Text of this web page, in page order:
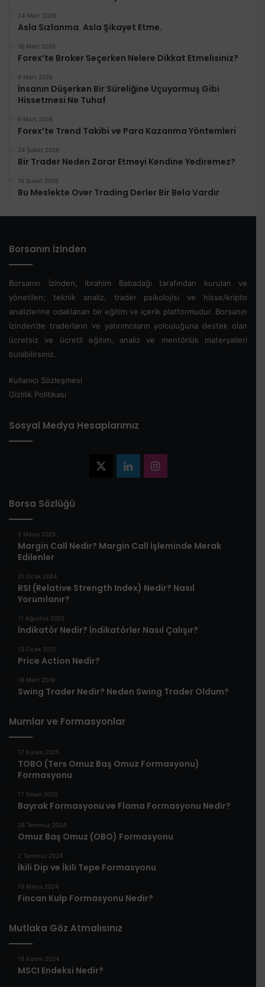
24 Mart 2026
Asla Sızlanma. Asla Şikayet Etme.
16 Mart 2026
Forex’te Broker Seçerken Nelere Dikkat Etmelisiniz?
9 Mart 2026
İnsanın Düşerken Bir Süreliğine Uçuyormuş Gibi
Hissetmesi Ne Tuhaf
6 Mart 2026
Forex’te Trend Takibi ve Para Kazanma Yöntemleri
24 Şubat 2026
Bir Trader Neden Zarar Etmeyi Kendine Yediremez?
16 Şubat 2026
Bu Meslekte Over Trading Derler Bir Bela Vardır
Borsanın İzinden
Borsanın İzinden, İbrahim Babadağı tarafından kurulan ve
yönetilen; teknik analiz, trader psikolojisi ve hisse/kripto
analizlerine odaklanan bir eğitim ve içerik platformudur. Borsanın
İzinden’de traderların ve yatırımcıların yolculuğuna destek olan
ücretsiz ve ücretli eğitim, analiz ve mentörlük materyalleri
bulabilirsiniz.
Kullanıcı Sözleşmesi
Gizlilik Politikası
Sosyal Medya Hesaplarımız
LinkedInInstagram
Borsa Sözlüğü
5 Mayıs 2025
​Margin Call Nedir? Margin Call İşleminde Merak
Edilenler​
21 Ocak 2024
RSI (Relative Strength Index) Nedir? Nasıl
Yorumlanır?
11 Ağustos 2022
İndikatör Nedir? İndikatörler Nasıl Çalışır?
13 Ocak 2021
Price Action Nedir?
18 Mart 2019
Swing Trader Nedir? Neden Swing Trader Oldum?
Mumlar ve Formasyonlar
17 Kasım 2025
TOBO (Ters Omuz Baş Omuz Formasyonu)
Formasyonu
17 Nisan 2025
Bayrak Formasyonu ve Flama Formasyonu Nedir?
26 Temmuz 2024
Omuz Baş Omuz (OBO) Formasyonu
2 Temmuz 2024
İkili Dip ve İkili Tepe Formasyonu
15 Mayıs 2024
Fincan Kulp Formasyonu Nedir?
Mutlaka Göz Atmalısınız
18 Kasım 2024
MSCI Endeksi Nedir?